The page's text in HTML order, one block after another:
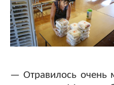
— Отравилось очень